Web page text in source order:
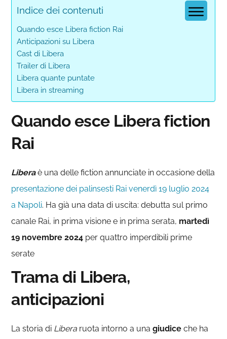
Indice dei contenuti
Quando esce Libera fiction Rai
Anticipazioni su Libera
Cast di Libera
Trailer di Libera
Libera quante puntate
Libera in streaming
Quando esce Libera fiction
Rai
Liberaè una delle fiction annunciate in occasione della
presentazione dei palinsesti Rai venerdì 19 luglio 2024
a Napoli. Ha già una data di uscita: debutta sul primo
canale Rai, in prima visione e in prima serata, martedì
19 novembre 2024 per quattro imperdibili prime
serate
Trama di Libera,
anticipazioni
La storia di Libera ruota intorno a unagiudice che ha